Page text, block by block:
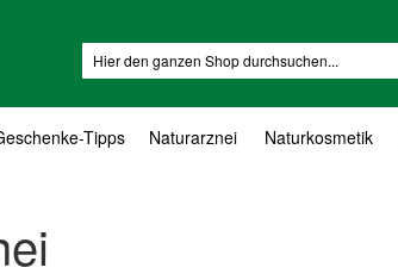
Tipps Naturarznei Naturkosmetik